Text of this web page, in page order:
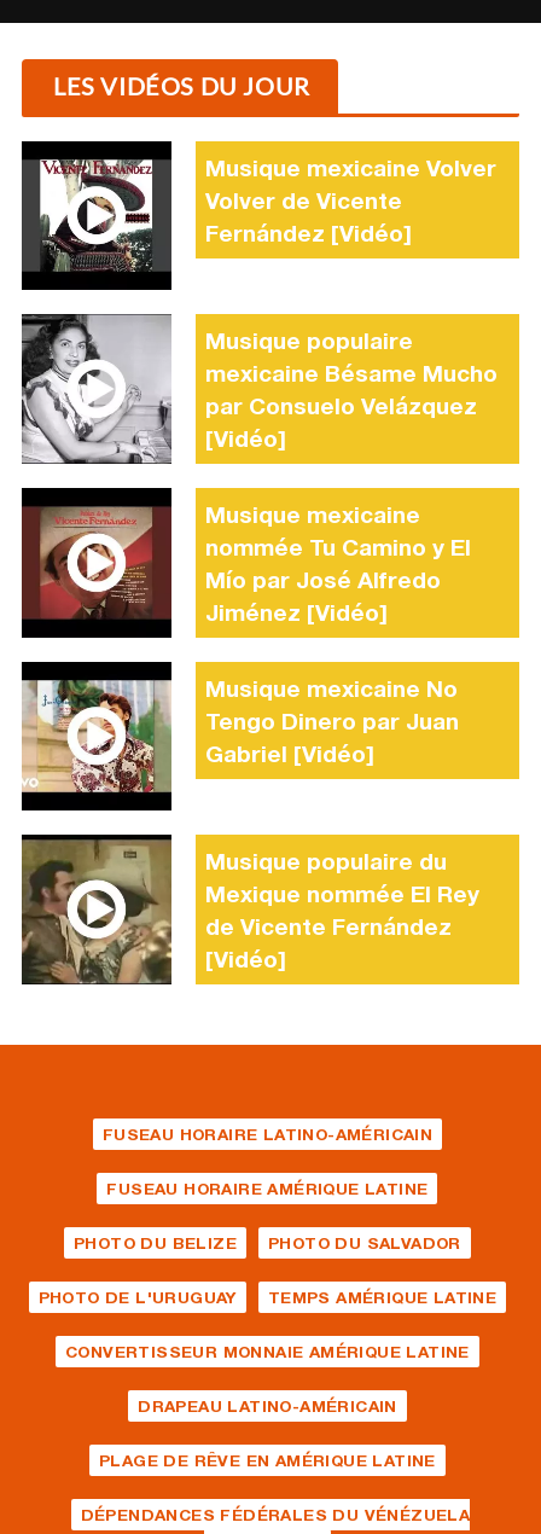
LES VIDÉOS DU JOUR
Musique mexicaine Volver
Volver de Vicente
Fernández [Vidéo]
Musique populaire
mexicaine Bésame Mucho
par Consuelo Velázquez
[Vidéo]
Musique mexicaine
nommée Tu Camino y El
Mío par José Alfredo
Jiménez [Vidéo]
Musique mexicaine No
Tengo Dinero par Juan
Gabriel [Vidéo]
Musique populaire du
Mexique nommée El Rey
de Vicente Fernández
[Vidéo]
FUSEAU HORAIRE LATINO-AMÉRICAIN
FUSEAU HORAIRE AMÉRIQUE LATINE
PHOTO DU BELIZE PHOTO DU SALVADOR
PHOTO DE L'URUGUAY TEMPS AMÉRIQUE LATINE
CONVERTISSEUR MONNAIE AMÉRIQUE LATINE
DRAPEAU LATINO-AMÉRICAIN
PLAGE DE RÊVE EN AMÉRIQUE LATINE
DÉPENDANCES FÉDÉRALES DU VÉNÉZUELA